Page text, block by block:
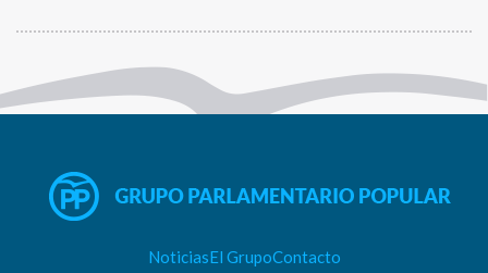
NoticiasEl GrupoContacto